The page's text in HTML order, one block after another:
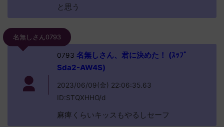
と思う
名無しさん0793
0793 名無しさん、君に決めた！ (ｽｯﾌﾟ
Sda2-AW4S)
2023/06/09(金) 22:06:35.63
ID:STQXHHO/d
麻痺くらいキッスもやるしセーフ